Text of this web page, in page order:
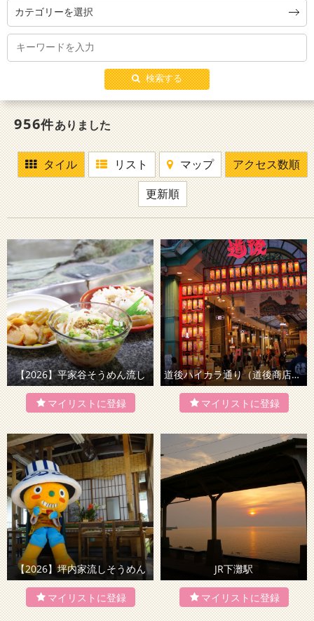
カテゴリーを選択
検索する
956件ありました
タイル リスト マップ
アクセス数順
更新順
【2026】平家谷そうめん流し 道後ハイカラ通り（道後商店街）
【2026】坪内家流しそうめん JR下灘駅